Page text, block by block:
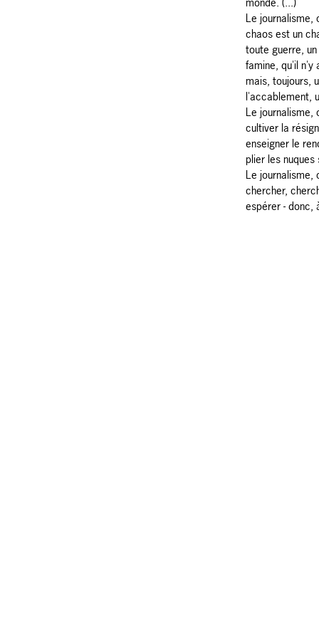
Le journalisme,
chaos est un
toute guerre,
famine, qu'il n'y
mais, toujours,
l'accablement,
Le journalisme,
cultiver la
enseigner le
plier les
Le journalisme,
chercher,
espérer - donc,